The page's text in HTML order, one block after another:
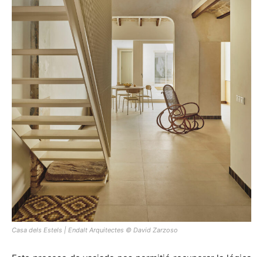
Casa dels Estels | Endalt Arquitectes © David Zarzoso